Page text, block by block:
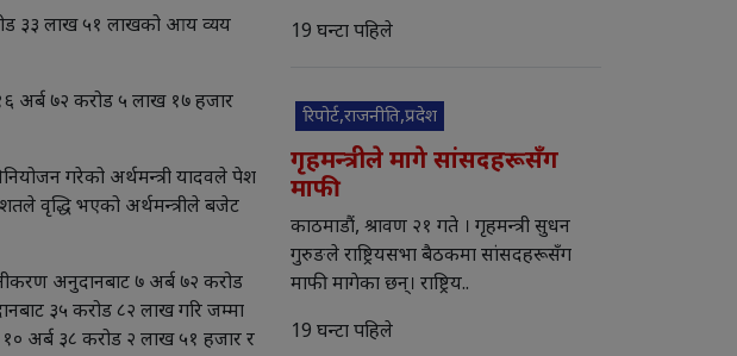
३३ लाख ५१ लाखको आय व्यय
अर्ब ७२ करोड ५ लाख १७ हजार
गरेको अर्थमन्त्री यादवले पेश
वृद्धि भएको अर्थमन्त्रीले बजेट
अनुदानबाट ७ अर्ब ७२ करोड
३५ करोड ८२ लाख गरि जम्मा
अर्ब ३८ करोड २ लाख ५१ हजार र
19 घन्टा पहिले
रिपोर्ट,राजनीति,प्रदेश
गृहमन्त्रीले मागे सांसदहरूसँग
माफी
काठमाडौं, श्रावण २१ गते । गृहमन्त्री सुधन
गुरुङले राष्ट्रियसभा बैठकमा सांसदहरूसँग
माफी मागेका छन्। राष्ट्रिय..
19 घन्टा पहिले